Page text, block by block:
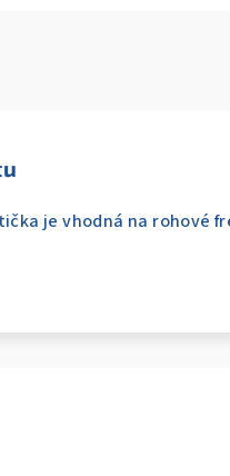
je vhodná na rohové